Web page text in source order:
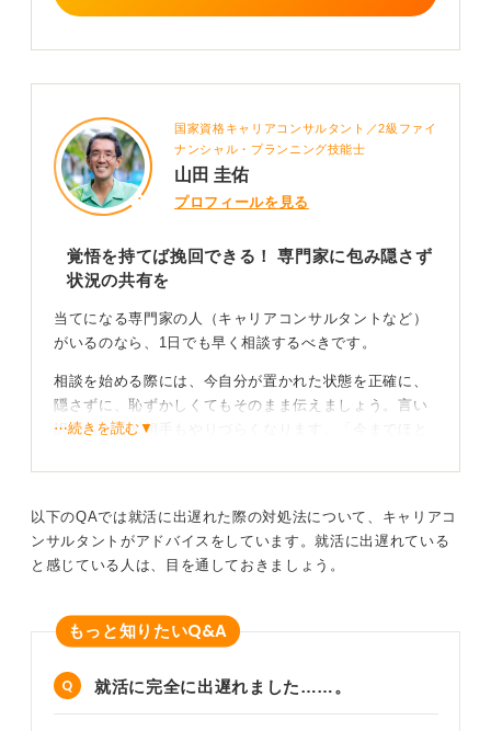
に有効です。
相談内容は曖昧にしないようにしましょう。「業界を一
0
国家資格キャリアコンサルタント／2級ファイ
ナンシャル・プランニング技能士
山田 圭佑
プロフィールを見る
覚悟を持てば挽回できる！ 専門家に包み隠さず
状況の共有を
当てになる専門家の人（キャリアコンサルタントなど）
がいるのなら、1日でも早く相談するべきです。
相談を始める際には、今自分が置かれた状態を正確に、
隠さずに、恥ずかしくてもそのまま伝えましょう。言い
訳から入ると相手もやりづらくなります。「今までほと
てかまいません。
最終的な目的は内定を得ることです。最初に話すべき内
容は、自分の飾らない現状です。
そのうえで、これから何をすればいいかという相談がで
ように、かなり険しい道です。人よりは素早く動かない
といけません。覚悟を持って取り組む必要があります。
たくさん相談しよう！ 誠実な姿勢も忘れずに
⋯続きを読む▼
以下のQAでは就活に出遅れた際の対処法について、キャリアコ
ンサルタントがアドバイスをしています。就活に出遅れている
と感じている人は、目を通しておきましょう。
もっと知りたいQ&A
就活に完全に出遅れました……。